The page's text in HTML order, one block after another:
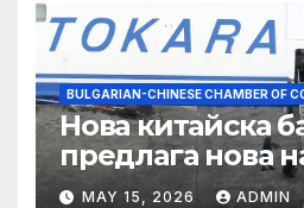
BULGARIAN-CHINESE CHAMBER OF
Нова китайска
предлага нова
съхранение на
MAY 15, 2026 ADMIN